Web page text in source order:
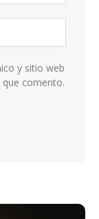
y sitio web
comento.